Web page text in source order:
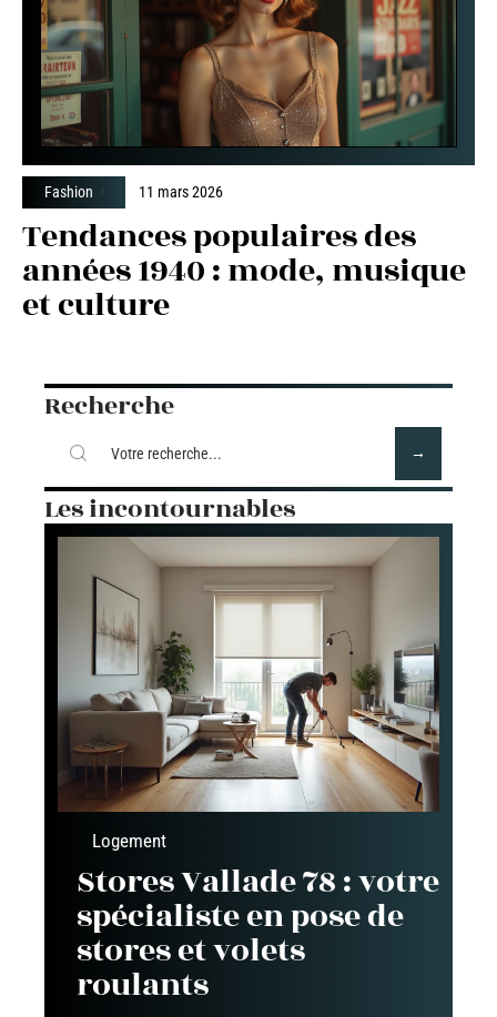
Fashion 11 mars 2026
Tendances populaires des
années 1940 : mode, musique
et culture
Recherche
Les incontournables
Logement
Stores Vallade 78 : votre
spécialiste en pose de
stores et volets
roulants